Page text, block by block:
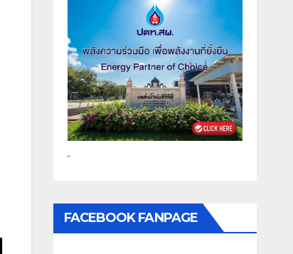
FACEBOOK FANPAGE